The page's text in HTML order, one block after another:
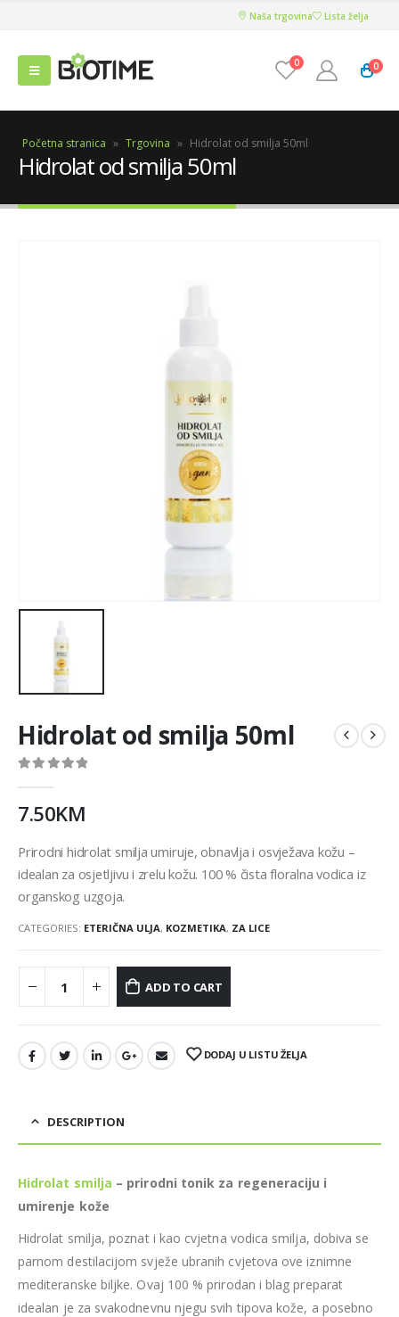
Naša trgovina Lista želja
0 0
Početna stranica » Trgovina » Hidrolat od smilja 50ml
Hidrolat od smilja 50ml
Hidrolat od smilja 50ml
7.50KM
Prirodni hidrolat smilja umiruje, obnavlja i osvježava kožu –
idealan za osjetljivu i zrelu kožu. 100 % čista floralna vodica iz
organskog uzgoja.
CATEGORIES: ETERIČNA ULJA, KOZMETIKA, ZA LICE
ADD TO CART
DODAJ U LISTU ŽELJA
DESCRIPTION
Hidrolat smilja – prirodni tonik za regeneraciju i
umirenje kože
Hidrolat smilja, poznat i kao cvjetna vodica smilja, dobiva se
parnom destilacijom svježe ubranih cvjetova ove iznimne
mediteranske biljke. Ovaj 100 % prirodan i blag preparat
idealan je za svakodnevnu njegu svih tipova kože, a posebno